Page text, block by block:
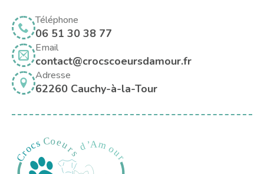
Téléphone
06 51 30 38 77
Email
contact@crocscoeursdamour.fr
Adresse
62260 Cauchy-à-la-Tour